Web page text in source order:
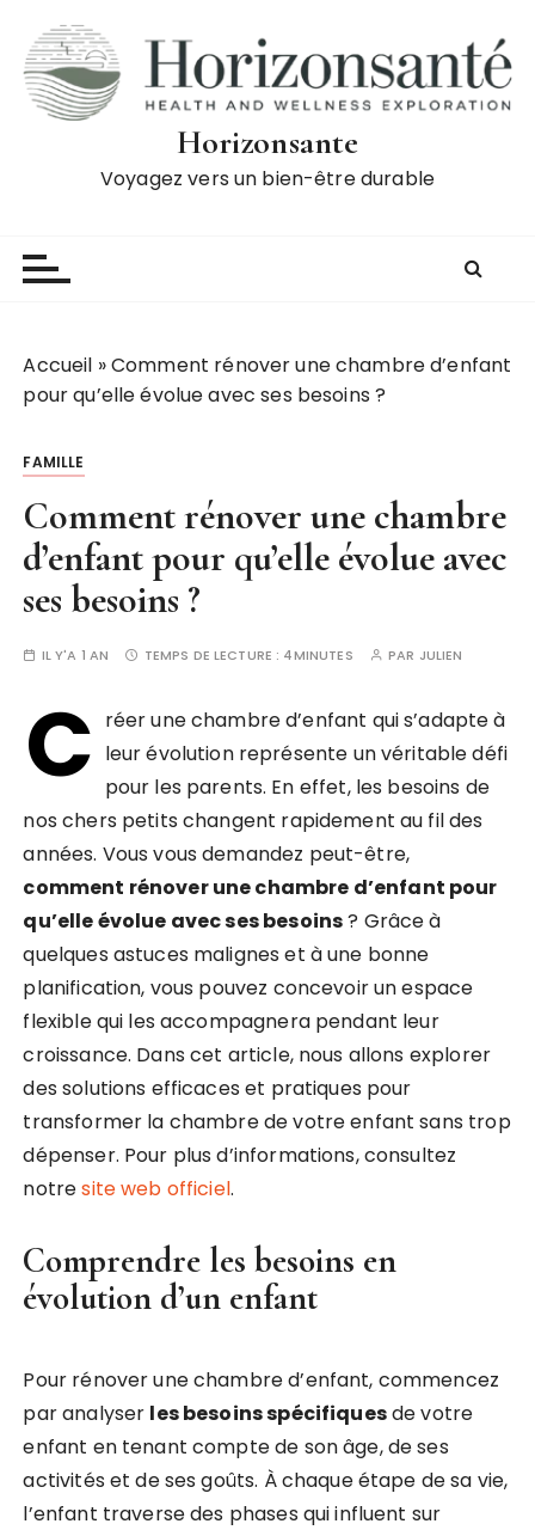
Horizonsante
Voyagez vers un bien-être durable
Accueil »Comment rénover une chambre d’enfant
pour qu’elle évolue avec ses besoins ?
FAMILLE
Comment rénover une chambre
d’enfant pour qu’elle évolue avec
ses besoins ?
IL Y'A 1 AN TEMPS DE LECTURE : 4MINUTES PAR JULIEN
C réer une chambre d’enfant qui s’adapte à
leur évolution représente un véritable défi
pour les parents. En effet, les besoins de
nos chers petits changent rapidement au fil des
années. Vous vous demandez peut-être,
comment rénover une chambre d’enfant pour
qu’elle évolue avec ses besoins? Grâce à
quelques astuces malignes et à une bonne
planification, vous pouvez concevoir un espace
flexible qui les accompagnera pendant leur
croissance. Dans cet article, nous allons explorer
des solutions efficaces et pratiques pour
transformer la chambre de votre enfant sans trop
dépenser. Pour plus d’informations, consultez
notresite web officiel.
Comprendre les besoins en
évolution d’un enfant
Pour rénover une chambre d’enfant, commencez
par analyser les besoins spécifiquesde votre
enfant en tenant compte de son âge, de ses
activités et de ses goûts. À chaque étape de sa vie,
l’enfant traverse des phases qui influent sur